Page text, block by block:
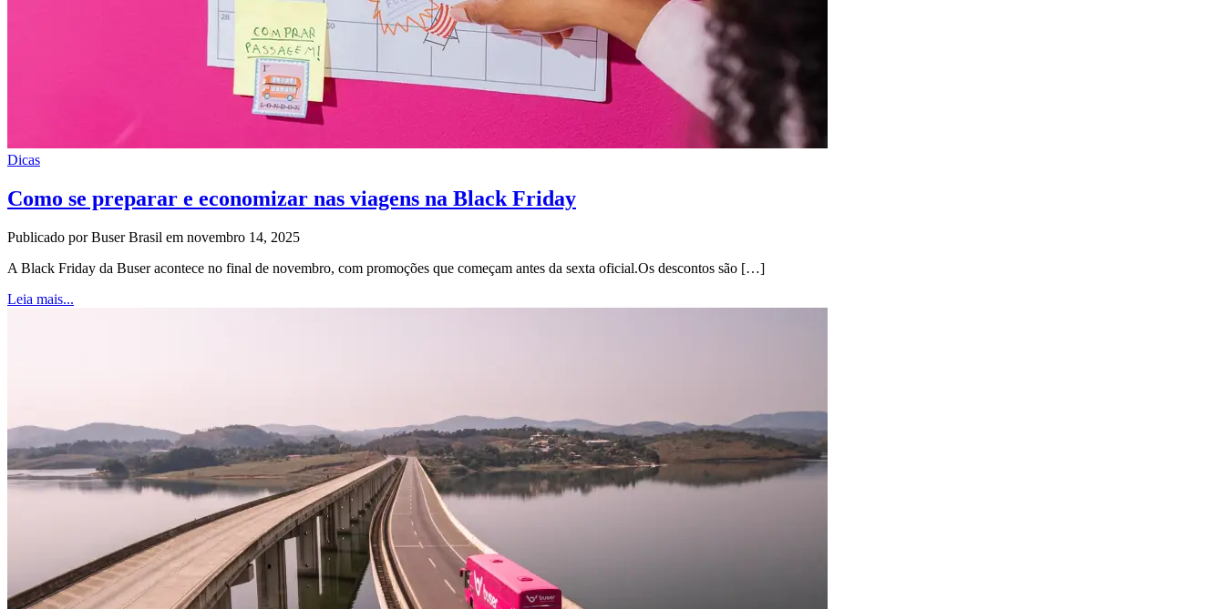
Dicas
Como se preparar e economizar nas viagens na Black Friday
Publicado por Buser Brasil em novembro 14, 2025
A Black Friday da Buser acontece no final de novembro, com promoções que começam antes da sexta oficial.Os descontos são […]
Leia mais...